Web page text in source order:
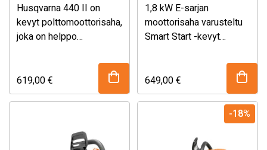
Husqvarna 440 II on
kevyt polttomoottorisaha,
joka on helppo
kätevä käyttää. Saha on
todella tehokas ja selviää
varmasti kaikista yleisistä
619,00€
1,8 kW E-sarjan
moottorisaha varusteltu
Smart Start -kevyt
ketjun pikakiristyksellä
soveltuu yleissahaksi,
pienten puiden kaatoon ja
karsintaan. Vakiona 13″
649,00€
-18%